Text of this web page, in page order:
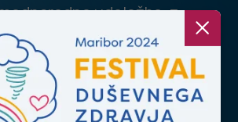
udeležbo, z
in izzivi na področju
v Sloveniji v luči nove